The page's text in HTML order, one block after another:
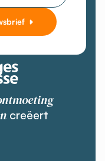
creëert